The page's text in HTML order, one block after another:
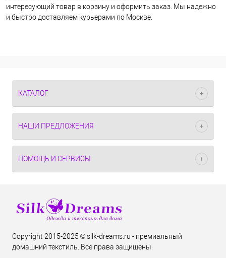
интересующий товар в корзину и оформить заказ. Мы надежно
и быстро доставляем курьерами по Москве.
КАТАЛОГ
НАШИ ПРЕДЛОЖЕНИЯ
ПОМОЩЬ И СЕРВИСЫ
Copyright 2015-2025 © silk-dreams.ru - премиальный
домашний текстиль. Все права защищены.